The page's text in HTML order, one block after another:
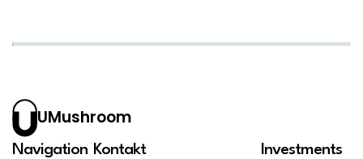
UMushroom
Navigation Kontakt Investments